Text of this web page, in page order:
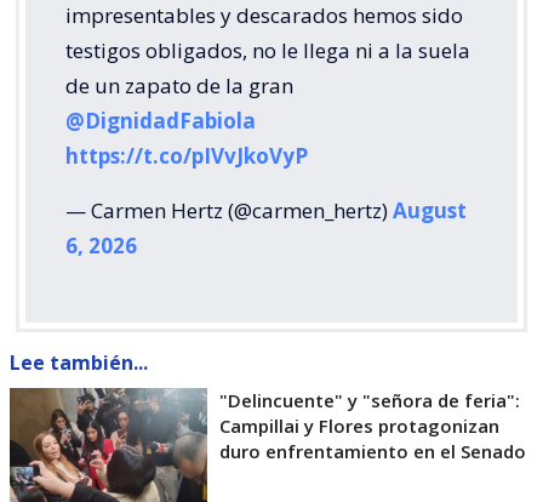
impresentables y descarados hemos sido
testigos obligados, no le llega ni a la suela
de un zapato de la gran
@DignidadFabiola
https://t.co/pIVvJkoVyP
— Carmen Hertz (@carmen_hertz)August
6, 2026
Lee también...
"Delincuente" y "señora de feria":
Campillai y Flores protagonizan
duro enfrentamiento en el Senado